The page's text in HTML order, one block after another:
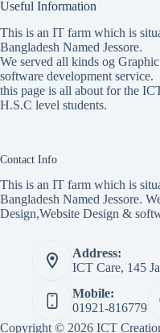
Useful Information
This is an IT farm which is
Bangladesh Named Jessore.
We served all kinds og
software development service.
this page is all about for the
H.S.C level students.
Contact Info
This is an IT farm which is
Bangladesh Named Jessore.
Design,Website Design &
Address:
ICT Care, 145
Mobile:
01921-816779
Copyright © 2026 ICT